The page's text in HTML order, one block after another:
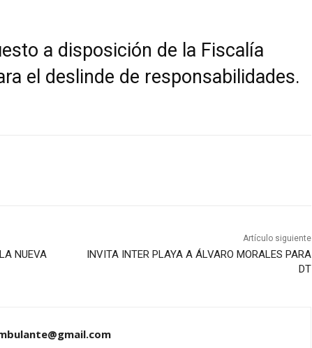
a disposición de la Fiscalía
el deslinde de responsabilidades.
NUEVA
Artículo siguiente
INVITA INTER PLAYA A ÁLVARO MORALES PARA
DT